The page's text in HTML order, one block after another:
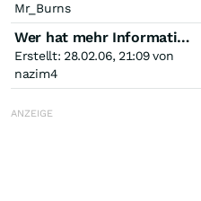
Mr_Burns
Wer hat mehr Informationen zu Arpida?
Erstellt: 28.02.06, 21:09 von
nazim4